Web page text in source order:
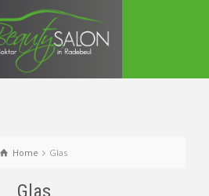
Home Glas
Glas